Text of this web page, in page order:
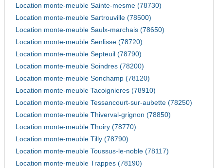
Location monte-meuble Sainte-mesme (78730)
Location monte-meuble Sartrouville (78500)
Location monte-meuble Saulx-marchais (78650)
Location monte-meuble Senlisse (78720)
Location monte-meuble Septeuil (78790)
Location monte-meuble Soindres (78200)
Location monte-meuble Sonchamp (78120)
Location monte-meuble Tacoignieres (78910)
Location monte-meuble Tessancourt-sur-aubette (78250)
Location monte-meuble Thiverval-grignon (78850)
Location monte-meuble Thoiry (78770)
Location monte-meuble Tilly (78790)
Location monte-meuble Toussus-le-noble (78117)
Location monte-meuble Trappes (78190)